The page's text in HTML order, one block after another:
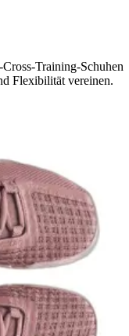
Training-Schuhen
Flexibilität vereinen.